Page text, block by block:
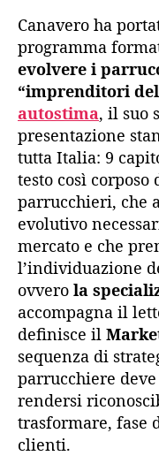
Canavero ha
programma
evolvere i
“imprenditori
autostima, il suo
presentazione
tutta Italia: 9
testo così
parrucchieri, che
evolutivo
mercato e che
l’individuazione
ovvero la
accompagna il
definisce il
sequenza di
parrucchiere
rendersi
trasformare, fase
clienti.